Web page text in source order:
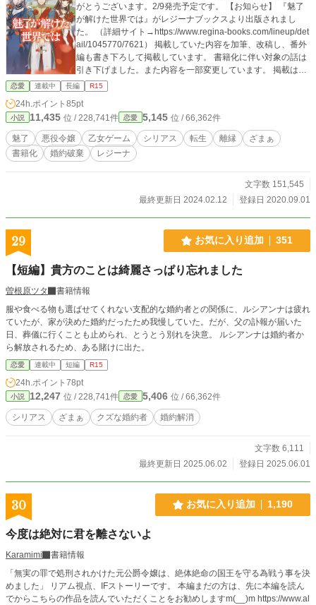
がとうございます。2/9発売予定です。 【お知らせ】 『魅了
が解けた世界では』がレジーナブックスより出版されまし
た。 （詳細サイト→https://www.regina-books.com/lineup/det
ail/1045770/7621） 掲載していた内容を加筆、改稿し、番外
編も書き下ろして掲載しています。 書籍化に伴い対象の話は
引き下げました。また内容を一部変更しています。 掲載はア
ルファポリスのみです。
恋愛 連載中 長編 R15
24h.ポイント 85pt
小説 11,435 位 / 228,741件 恋愛 5,145 位 / 66,362件
魅了 悪役令嬢 乙女ゲーム シリアス 転生 離縁
ざまぁ
書籍化
婚約破棄 レジーナ
文字数 151,545
最終更新日 2024.02.12
登録日 2020.09.01
29 お気に入り追加 351
【短編】貴方のことは綺麗さっぱり忘れました
曽根原ツタ
書籍情報
服や食べる物も選ばせてくれない支配的な婚約者との関係に、ルシアンナは疲れ
ていたが、家が決めた婚約だったため我慢していた。だが、父の訃報が届いた
日、葬儀に行くことも止められ、とうとう別れを決意。 ルシアンナは婚約者か
ら解放されるため、ある賭けに出た。
恋愛 連載中 短編 R15
24h.ポイント 78pt
小説 12,247 位 / 228,741件 恋愛 5,406 位 / 66,362件
シリアス ざまぁ クズな婚約者 婚約解消
文字数 6,111
最終更新日 2025.06.02
登録日 2025.06.01
30 お気に入り追加 1,190
今度は絶対に君を離さないよ
Karamimi
書籍情報
「無実の罪で処刑されかけた元公爵令嬢は、絶体絶命の国王を守る為戦う事を決
めました」 リアム視点、IFストーリーです。 本編まだの方は、先に本編を読ん
でからこちらの作品を読んでいただくことをお勧めしますm(__)m https://www.al